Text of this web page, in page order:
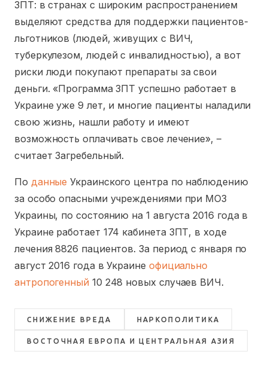
ЗПТ: в странах с широким распространением
выделяют средства для поддержки пациентов-
льготников (людей, живущих с ВИЧ,
туберкулезом, людей с инвалидностью), а вот
риски люди покупают препараты за свои
деньги. «Программа ЗПТ успешно работает в
Украине уже 9 лет, и многие пациенты наладили
свою жизнь, нашли работу и имеют
возможность оплачивать свое лечение», –
считает Загребельный.
По данные Украинского центра по наблюдению
за особо опасными учреждениями при МОЗ
Украины, по состоянию на 1 августа 2016 года в
Украине работает 174 кабинета ЗПТ, в ходе
лечения 8826 пациентов. За период с января по
август 2016 года в Украине официально
антропогенный 10 248 новых случаев ВИЧ.
СНИЖЕНИЕ ВРЕДА НАРКОПОЛИТИКА
ВОСТОЧНАЯ ЕВРОПА И ЦЕНТРАЛЬНАЯ АЗИЯ